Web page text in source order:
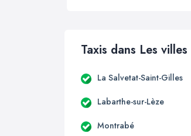
Taxis dans Les
La Salvetat-Saint-Gilles
Labarthe-sur-Lèze
Montrabé